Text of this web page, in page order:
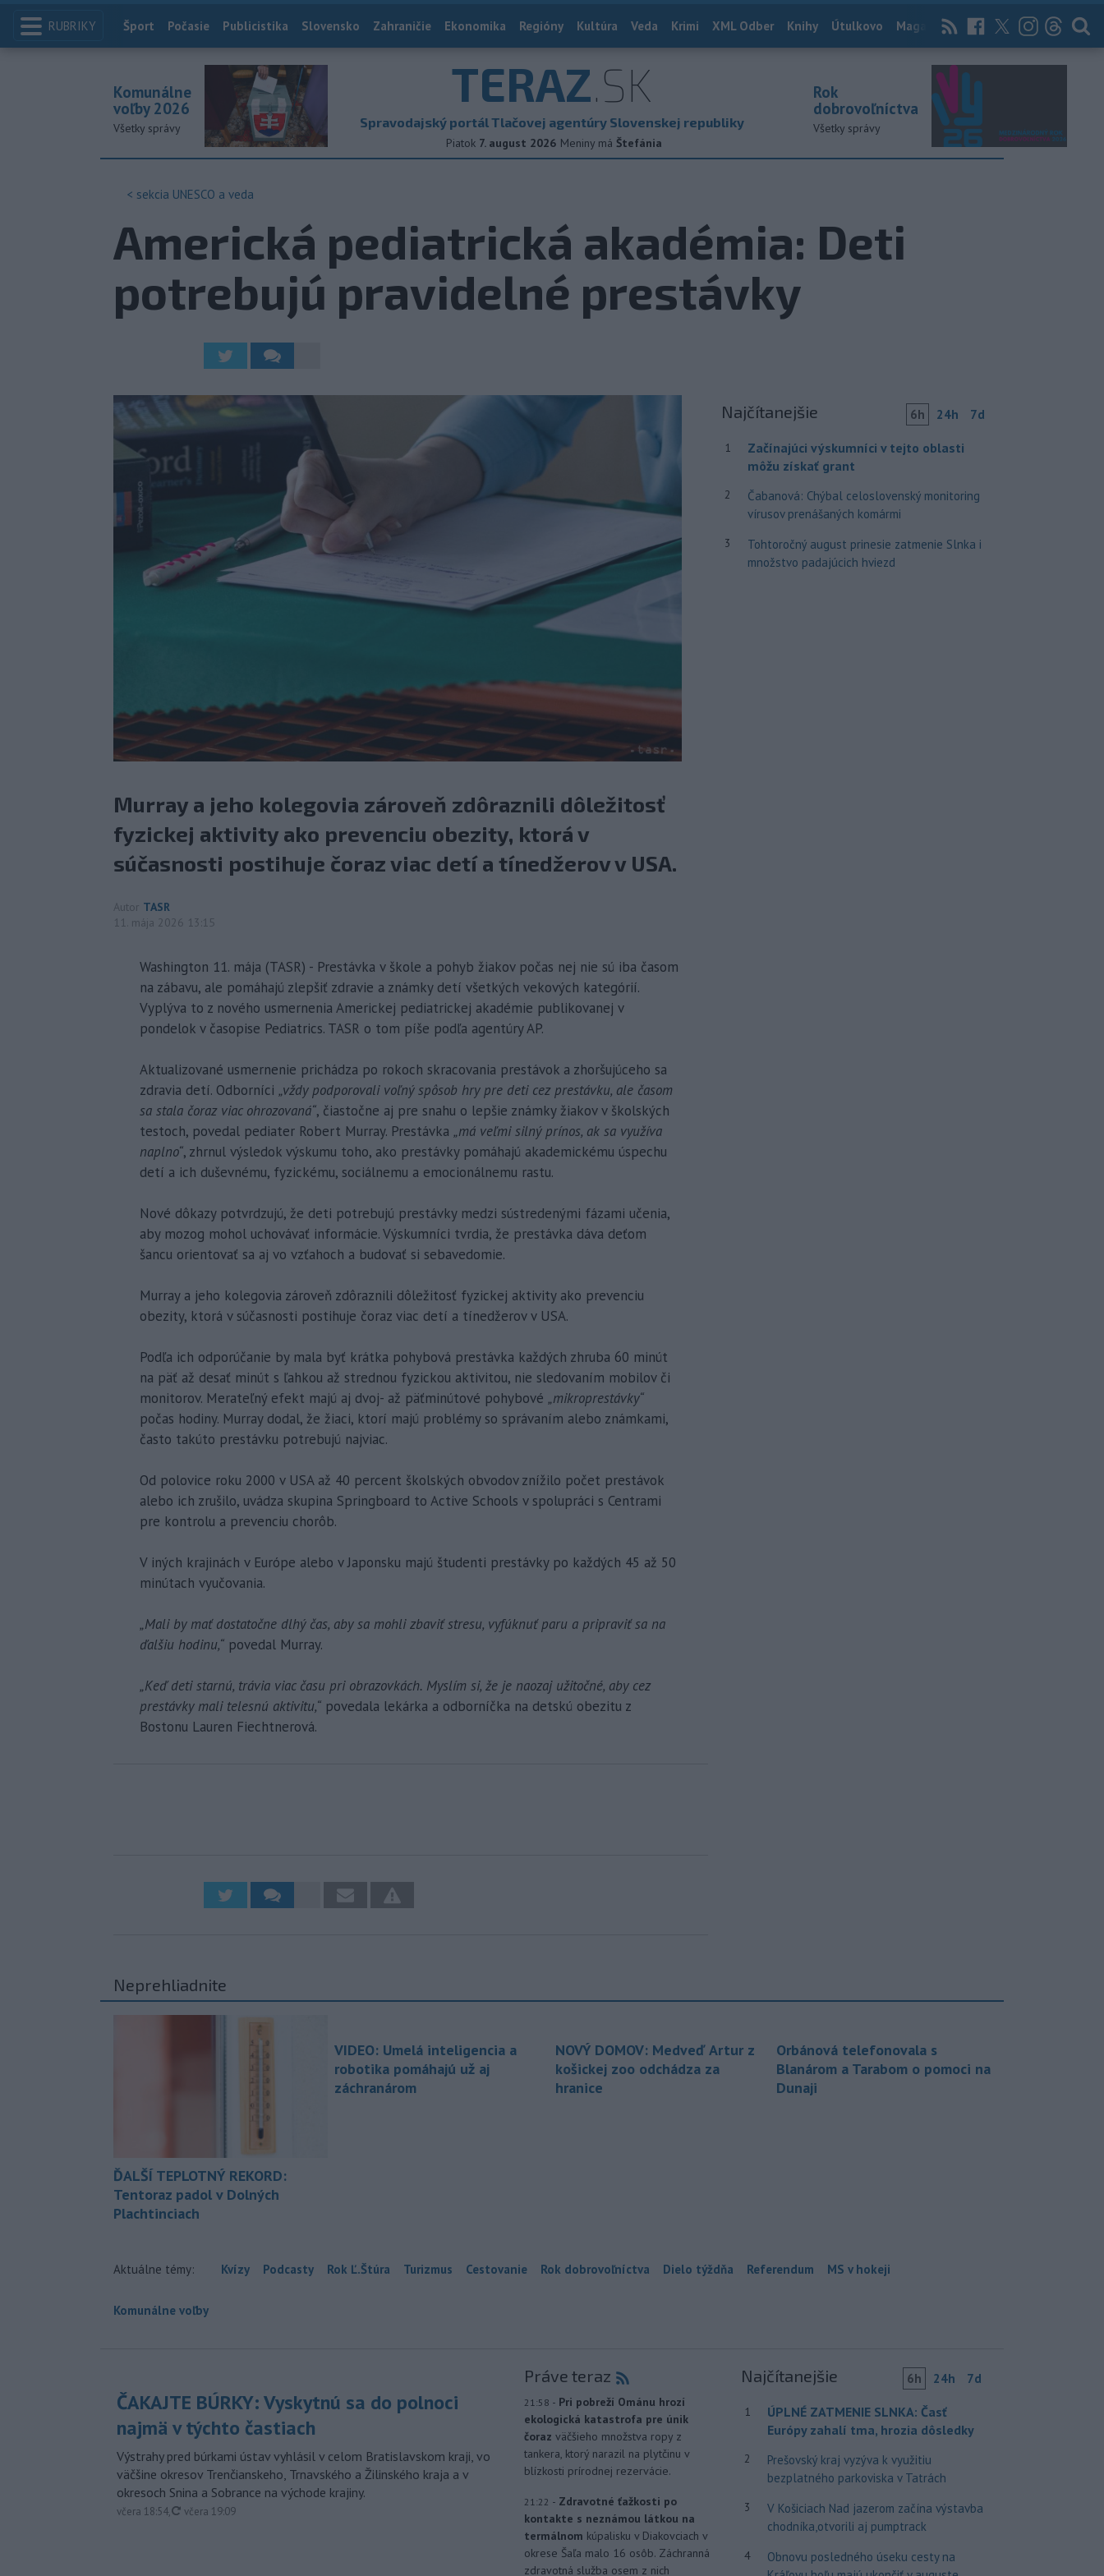
RUBRIKY Index
Šport Počasie Publicistika Slovensko Zahraničie Ekonomika Regióny Kultúra Veda Krimi XML Odber Knihy Útulkovo Magazín News Now Archív
TERAZ.SK
Spravodajský portál Tlačovej agentúry Slovenskej republiky
Piatok 7. august 2026 Meniny má Štefánia
Komunálne
voľby 2026
Všetky správy
Rok
dobrovoľníctva
Všetky správy
< sekcia UNESCO a veda
Americká pediatrická akadémia: Deti
potrebujú pravidelné prestávky
Murray a jeho kolegovia zároveň zdôraznili dôležitosť
fyzickej aktivity ako prevenciu obezity, ktorá v
súčasnosti postihuje čoraz viac detí a tínedžerov v USA.
Autor TASR
11. mája 2026 13:15
Washington 11. mája (TASR) - Prestávka v škole a pohyb žiakov počas nej nie sú iba časom
na zábavu, ale pomáhajú zlepšiť zdravie a známky detí všetkých vekových kategórií.
Vyplýva to z nového usmernenia Americkej pediatrickej akadémie publikovanej v
pondelok v časopise Pediatrics. TASR o tom píše podľa agentúry AP.
Aktualizované usmernenie prichádza po rokoch skracovania prestávok a zhoršujúceho sa
zdravia detí. Odborníci „vždy podporovali voľný spôsob hry pre deti cez prestávku, ale časom
sa stala čoraz viac ohrozovaná“, čiastočne aj pre snahu o lepšie známky žiakov v školských
testoch, povedal pediater Robert Murray. Prestávka „má veľmi silný prínos, ak sa využíva
naplno“, zhrnul výsledok výskumu toho, ako prestávky pomáhajú akademickému úspechu
detí a ich duševnému, fyzickému, sociálnemu a emocionálnemu rastu.
Nové dôkazy potvrdzujú, že deti potrebujú prestávky medzi sústredenými fázami učenia,
aby mozog mohol uchovávať informácie. Výskumníci tvrdia, že prestávka dáva deťom
šancu orientovať sa aj vo vzťahoch a budovať si sebavedomie.
Murray a jeho kolegovia zároveň zdôraznili dôležitosť fyzickej aktivity ako prevenciu
obezity, ktorá v súčasnosti postihuje čoraz viac detí a tínedžerov v USA.
Podľa ich odporúčanie by mala byť krátka pohybová prestávka každých zhruba 60 minút
na päť až desať minút s ľahkou až strednou fyzickou aktivitou, nie sledovaním mobilov či
monitorov. Merateľný efekt majú aj dvoj- až päťminútové pohybové „mikroprestávky“
počas hodiny. Murray dodal, že žiaci, ktorí majú problémy so správaním alebo známkami,
často takúto prestávku potrebujú najviac.
Od polovice roku 2000 v USA až 40 percent školských obvodov znížilo počet prestávok
alebo ich zrušilo, uvádza skupina Springboard to Active Schools v spolupráci s Centrami
pre kontrolu a prevenciu chorôb.
V iných krajinách v Európe alebo v Japonsku majú študenti prestávky po každých 45 až 50
minútach vyučovania.
„Mali by mať dostatočne dlhý čas, aby sa mohli zbaviť stresu, vyfúknuť paru a pripraviť sa na
ďalšiu hodinu,“ povedal Murray.
„Keď deti starnú, trávia viac času pri obrazovkách. Myslím si, že je naozaj užitočné, aby cez
prestávky mali telesnú aktivitu,“ povedala lekárka a odborníčka na detskú obezitu z
Bostonu Lauren Fiechtnerová.
Najčítanejšie 6h 24h 7d
1
Začínajúci výskumníci v tejto oblasti
môžu získať grant
2
Čabanová: Chýbal celoslovenský monitoring
vírusov prenášaných komármi
3
Tohtoročný august prinesie zatmenie Slnka i
množstvo padajúcich hviezd
Neprehliadnite
ĎALŠÍ TEPLOTNÝ REKORD:
Tentoraz padol v Dolných
Plachtinciach
VIDEO: Umelá inteligencia a
robotika pomáhajú už aj
záchranárom
NOVÝ DOMOV: Medveď Artur z
košickej zoo odchádza za
hranice
Orbánová telefonovala s
Blanárom a Tarabom o pomoci na
Dunaji
Aktuálne témy: Kvízy Podcasty Rok Ľ.Štúra Turizmus Cestovanie Rok dobrovoľníctva Dielo týždňa Referendum MS v hokeji
Komunálne voľby
ČAKAJTE BÚRKY: Vyskytnú sa do polnoci
najmä v týchto častiach
Výstrahy pred búrkami ústav vyhlásil v celom Bratislavskom kraji, vo
väčšine okresov Trenčianskeho, Trnavského a Žilinského kraja a v
okresoch Snina a Sobrance na východe krajiny.
včera 18:54, aktualizované
včera 19:09
Práve teraz
21:58 - Pri pobreží Ománu hrozí
ekologická katastrofa pre únik
čoraz väčšieho množstva ropy z
tankera, ktorý narazil na plytčinu v
blízkosti prírodnej rezervácie.
21:22 - Zdravotné ťažkosti po
kontakte s neznámou látkou na
termálnom kúpalisku v Diakovciach v
okrese Šaľa malo 16 osôb. Záchranná
zdravotná služba osem z nich
Najčítanejšie 6h 24h 7d
1
ÚPLNÉ ZATMENIE SLNKA: Časť
Európy zahalí tma, hrozia dôsledky
2
Prešovský kraj vyzýva k využitiu
bezplatného parkoviska v Tatrách
3
V Košiciach Nad jazerom začína výstavba
chodníka,otvorili aj pumptrack
4
Obnovu posledného úseku cesty na